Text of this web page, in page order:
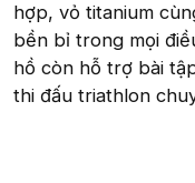
hợp, vỏ titanium
bền bỉ trong mọi
hồ còn hỗ trợ bài
thi đấu triathlon